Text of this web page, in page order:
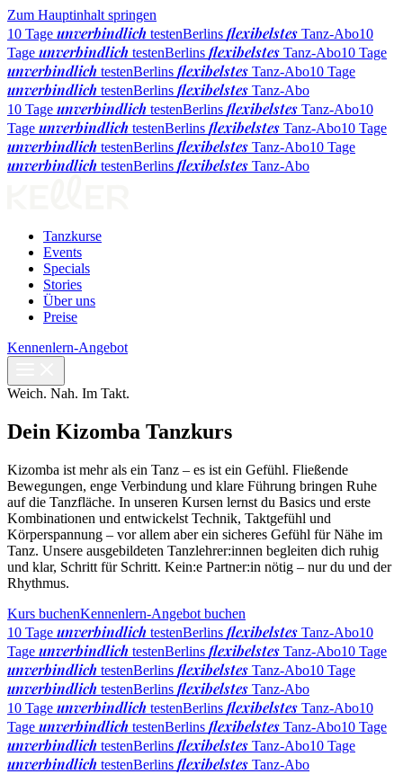
Zum Hauptinhalt springen
10 Tage unverbindlich testenBerlins flexibelstes Tanz-Abo10
Tage unverbindlich testenBerlins flexibelstes Tanz-Abo10 Tage
unverbindlich testenBerlins flexibelstes Tanz-Abo10 Tage
unverbindlich testenBerlins flexibelstes Tanz-Abo
10 Tage unverbindlich testenBerlins flexibelstes Tanz-Abo10
Tage unverbindlich testenBerlins flexibelstes Tanz-Abo10 Tage
unverbindlich testenBerlins flexibelstes Tanz-Abo10 Tage
unverbindlich testenBerlins flexibelstes Tanz-Abo
Tanzkurse
Events
Specials
Stories
Über uns
Preise
Kennenlern-Angebot
Weich. Nah. Im Takt.
Dein Kizomba Tanzkurs
Kizomba ist mehr als ein Tanz – es ist ein Gefühl. Fließende
Bewegungen, enge Verbindung und klare Führung bringen Ruhe
auf die Tanzfläche. In unseren Kursen lernst du Basics und erste
Kombinationen und entwickelst Technik, Taktgefühl und
Körperspannung – vor allem aber ein sicheres Gefühl für Nähe im
Tanz. Unsere ausgebildeten Tanzlehrer:innen begleiten dich ruhig
und klar, Schritt für Schritt. Kein:e Partner:in nötig – nur du und der
Rhythmus.
Kurs buchenKennenlern-Angebot buchen
10 Tage unverbindlich testenBerlins flexibelstes Tanz-Abo10
Tage unverbindlich testenBerlins flexibelstes Tanz-Abo10 Tage
unverbindlich testenBerlins flexibelstes Tanz-Abo10 Tage
unverbindlich testenBerlins flexibelstes Tanz-Abo
10 Tage unverbindlich testenBerlins flexibelstes Tanz-Abo10
Tage unverbindlich testenBerlins flexibelstes Tanz-Abo10 Tage
unverbindlich testenBerlins flexibelstes Tanz-Abo10 Tage
unverbindlich testenBerlins flexibelstes Tanz-Abo